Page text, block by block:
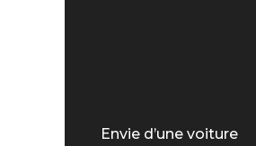
Envie d’une voiture